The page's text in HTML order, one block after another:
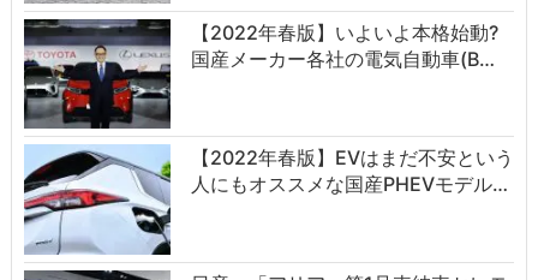
【2022年春版】いよいよ本格始動?
国産メーカー各社の電気自動車(B…
【2022年春版】EVはまだ不安という
人にもオススメな国産PHEVモデル…